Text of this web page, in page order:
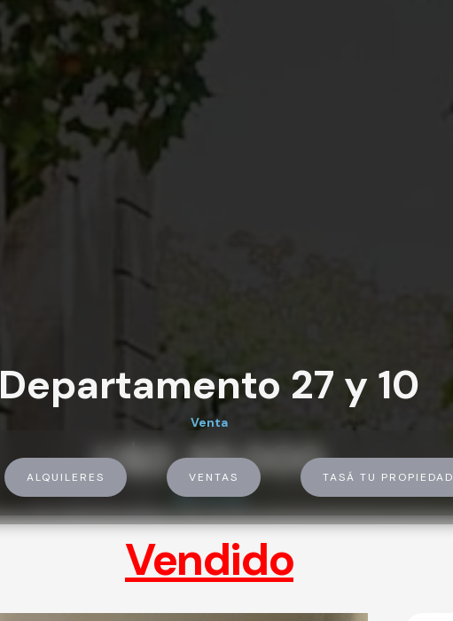
Departamento 27 y 10
Venta
U$D 30.000
U$D 30.000
ALQUILERES VENTAS TASÁ TU PROPIEDAD
Vendido